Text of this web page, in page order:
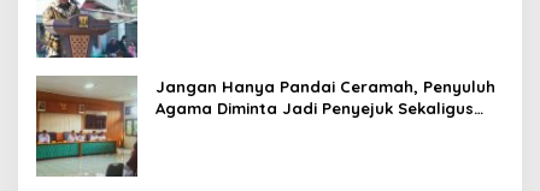
Jangan Hanya Pandai Ceramah, Penyuluh
Agama Diminta Jadi Penyejuk Sekaligus